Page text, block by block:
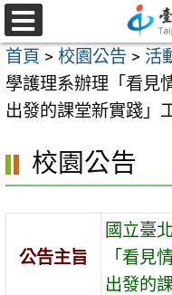
跳
至
主
要
內
區
選
單
首頁 > 校園公告 > 活
學護理系辦理「看見
出發的課堂新實踐」
校園公告
公告主旨
國立臺
「看見
出發的